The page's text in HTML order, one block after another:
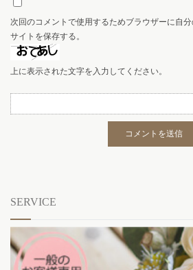
次回のコメントで使用するためブラウザーに自分
サイトを保存する。
上に表示された文字を入力してください。
SERVICE